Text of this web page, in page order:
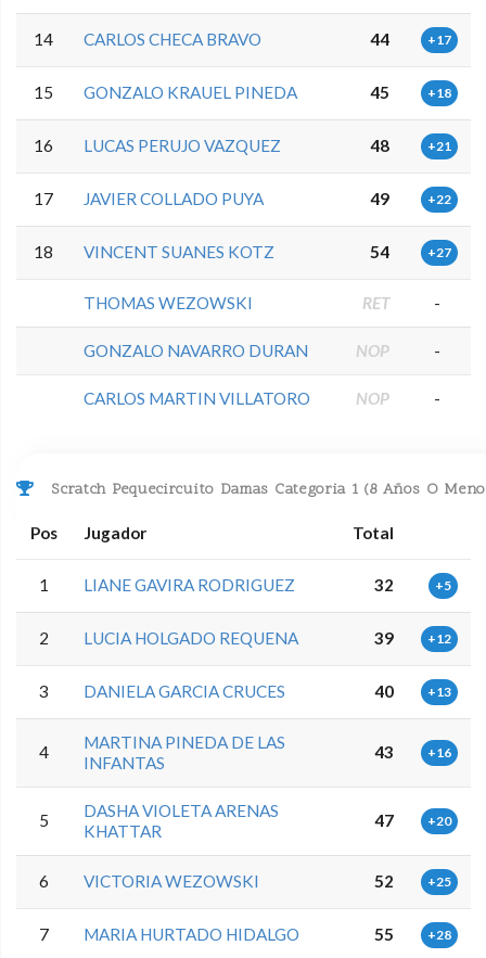
14 CARLOS CHECA BRAVO 44 +17
15 GONZALO KRAUEL PINEDA 45 +18
16 LUCAS PERUJO VAZQUEZ 48 +21
17 JAVIER COLLADO PUYA 49 +22
18 VINCENT SUANES KOTZ 54 +27
THOMAS WEZOWSKI RET -
GONZALO NAVARRO DURAN NOP -
CARLOS MARTIN VILLATORO NOP -
Scratch Pequecircuito Damas Categoria 1 (8 Años O
Pos Jugador Total
1 LIANE GAVIRA RODRIGUEZ 32 +5
2 LUCIA HOLGADO REQUENA 39 +12
3 DANIELA GARCIA CRUCES 40 +13
4
MARTINA PINEDA DE LAS
INFANTAS
43 +16
5
DASHA VIOLETA ARENAS
KHATTAR
47 +20
6 VICTORIA WEZOWSKI 52 +25
7 MARIA HURTADO HIDALGO 55 +28